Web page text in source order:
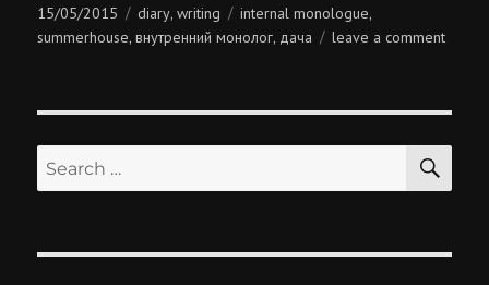
Posted
on
15/05/2015 Categories
diary,writing Tags
internal monologue,
summerhouse,внутренний монолог, дача leave a commenton
Search
for: